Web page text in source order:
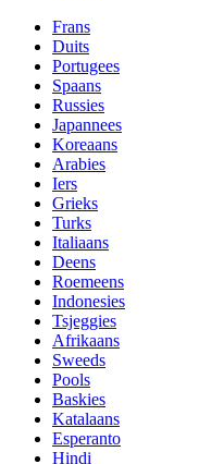
Frans
Duits
Portugees
Spaans
Russies
Japannees
Koreaans
Arabies
Iers
Grieks
Turks
Italiaans
Deens
Roemeens
Indonesies
Tsjeggies
Afrikaans
Sweeds
Pools
Baskies
Katalaans
Esperanto
Hindi